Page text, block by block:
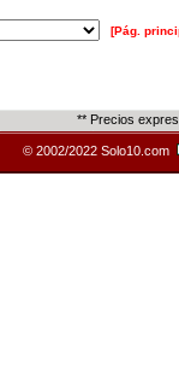
[Pág.
** Precios
© 2002/2022 Solo10.com